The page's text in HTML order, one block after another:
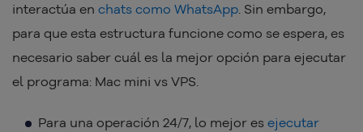
interactúa en chats como WhatsApp. Sin embargo,
para que esta estructura funcione como se espera, es
necesario saber cuál es la mejor opción para ejecutar
el programa: Mac mini vs VPS.
Para una operación 24/7, lo mejor es ejecutar